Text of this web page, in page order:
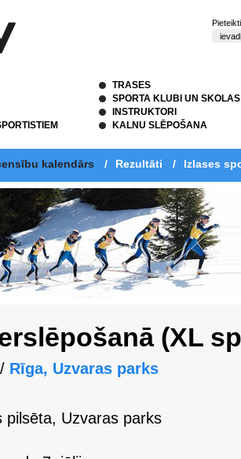
TRASES
SPORTA KLUBI UN SKOLAS
INSTRUKTORI
KALNU SLĒPOŠANA
kalendārs / Rezultāti / Izlases
(XL
/ Rīga, Uzvaras parks
pilsēta, Uzvaras parks